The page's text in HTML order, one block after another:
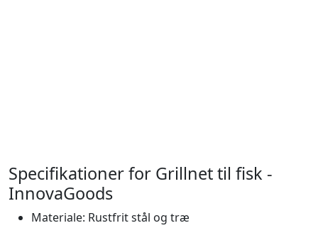
Specifikationer for Grillnet til fisk -
InnovaGoods
Materiale: Rustfrit stål og træ